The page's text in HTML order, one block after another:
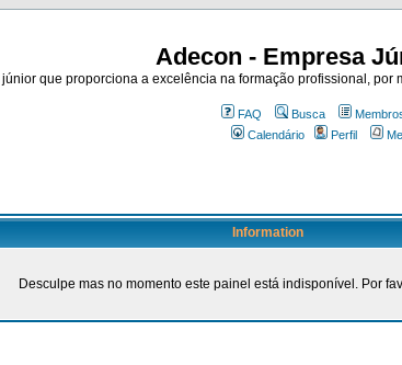
Adecon - Empresa
que proporciona a excelência na formação profissional,
FAQ Busca
Calendário
Perfil
Information
Desculpe mas no momento este painel está indisponível. Por